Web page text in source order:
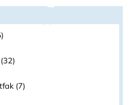
(7)